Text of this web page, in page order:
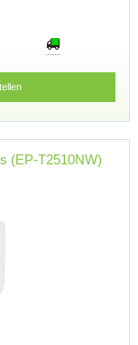
(EP-T2510NW)